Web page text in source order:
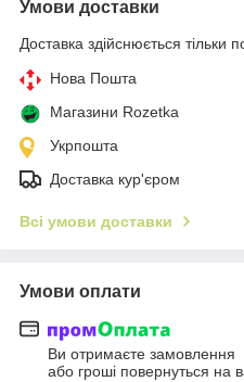
Умови доставки
Доставка здійснюється тільки
Нова Пошта
Магазини Rozetka
Укрпошта
Доставка кур'єром
Всі умови доставки
Умови оплати
Ви отримаєте замовлення
або гроші повернуться на